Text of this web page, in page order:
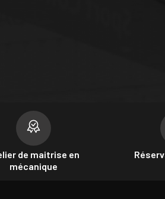
de maitrise en
mécanique